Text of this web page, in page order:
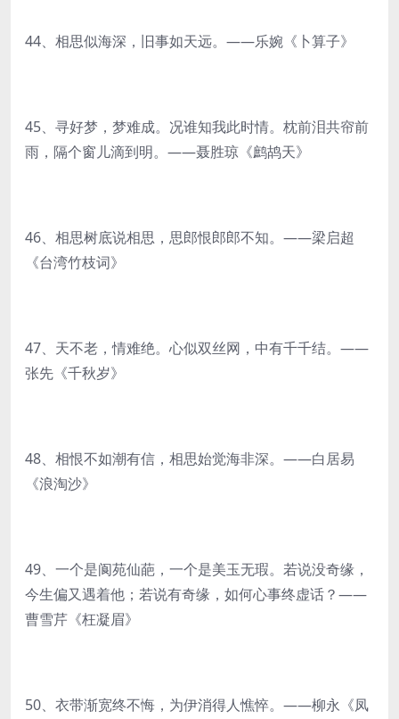
44、相思似海深，旧事如天远。——乐婉《卜算子》
45、寻好梦，梦难成。况谁知我此时情。枕前泪共帘前
雨，隔个窗儿滴到明。——聂胜琼《鹧鸪天》
46、相思树底说相思，思郎恨郎郎不知。——梁启超
《台湾竹枝词》
47、天不老，情难绝。心似双丝网，中有千千结。——
张先《千秋岁》
48、相恨不如潮有信，相思始觉海非深。——白居易
《浪淘沙》
49、一个是阆苑仙葩，一个是美玉无瑕。若说没奇缘，
今生偏又遇着他；若说有奇缘，如何心事终虚话？——
曹雪芹《枉凝眉》
50、衣带渐宽终不悔，为伊消得人憔悴。——柳永《凤